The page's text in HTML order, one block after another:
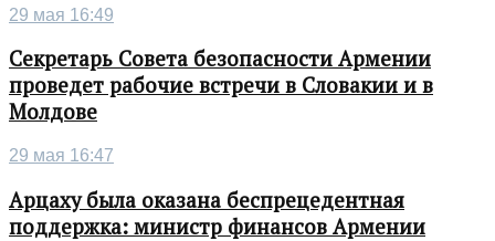
29 мая 16:49
Секретарь Совета безопасности Армении
проведет рабочие встречи в Словакии и в
Молдове
29 мая 16:47
Арцаху была оказана беспрецедентная
поддержка: министр финансов Армении